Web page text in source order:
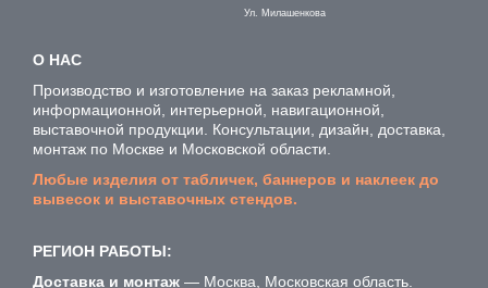
Ул. Милашенкова
О НАС
Производство и изготовление на заказ рекламной,
информационной, интерьерной, навигационной,
выставочной продукции. Консультации, дизайн, доставка,
монтаж по Москве и Московской области.
Любые изделия от табличек, баннеров и наклеек до
вывесок и выставочных стендов.
РЕГИОН РАБОТЫ:
Доставка и монтаж — Москва, Московская область.